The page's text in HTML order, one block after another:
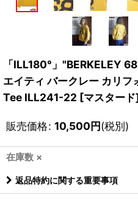
「ILL180°」"BERKELEY
エイティ バークレー カリフ
Tee ILL241-22 [マスター
販売価格: 10,500円(税別)
在庫数 ×
返品特約に関する重要事項